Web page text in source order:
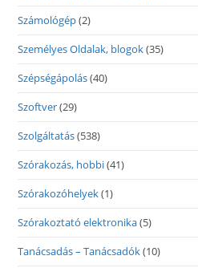
Számológép(2)
Személyes Oldalak, blogok(35)
Szépségápolás(40)
Szoftver(29)
Szolgáltatás(538)
Szórakozás, hobbi(41)
Szórakozóhelyek(1)
Szórakoztató elektronika(5)
Tanácsadás – Tanácsadók(10)